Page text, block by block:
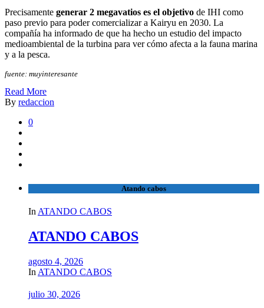
Precisamente generar 2 megavatios es el objetivo de IHI como
paso previo para poder comercializar a Kairyu en 2030. La
compañía ha informado de que ha hecho un estudio del impacto
medioambiental de la turbina para ver cómo afecta a la fauna marina
y a la pesca.
fuente: muyinteresante
Read More
By redaccion
0
Atando cabos
In ATANDO CABOS
ATANDO CABOS
agosto 4, 2026
In ATANDO CABOS
julio 30, 2026